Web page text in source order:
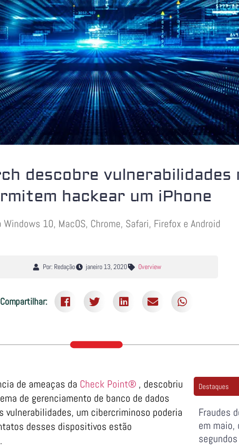
descobre vulnerabilidades
hackear um iPhone
10, MacOS, Chrome, Safari, Firefox e Android
Por: Redação janeiro 13, 2020 Overview
Compartilhar:
de ameaças da Check Point® , descobriu
de gerenciamento de banco de dados
um cibercriminoso poderia
desses dispositivos estão
Destaques
Fraudes
em maio,
segundos